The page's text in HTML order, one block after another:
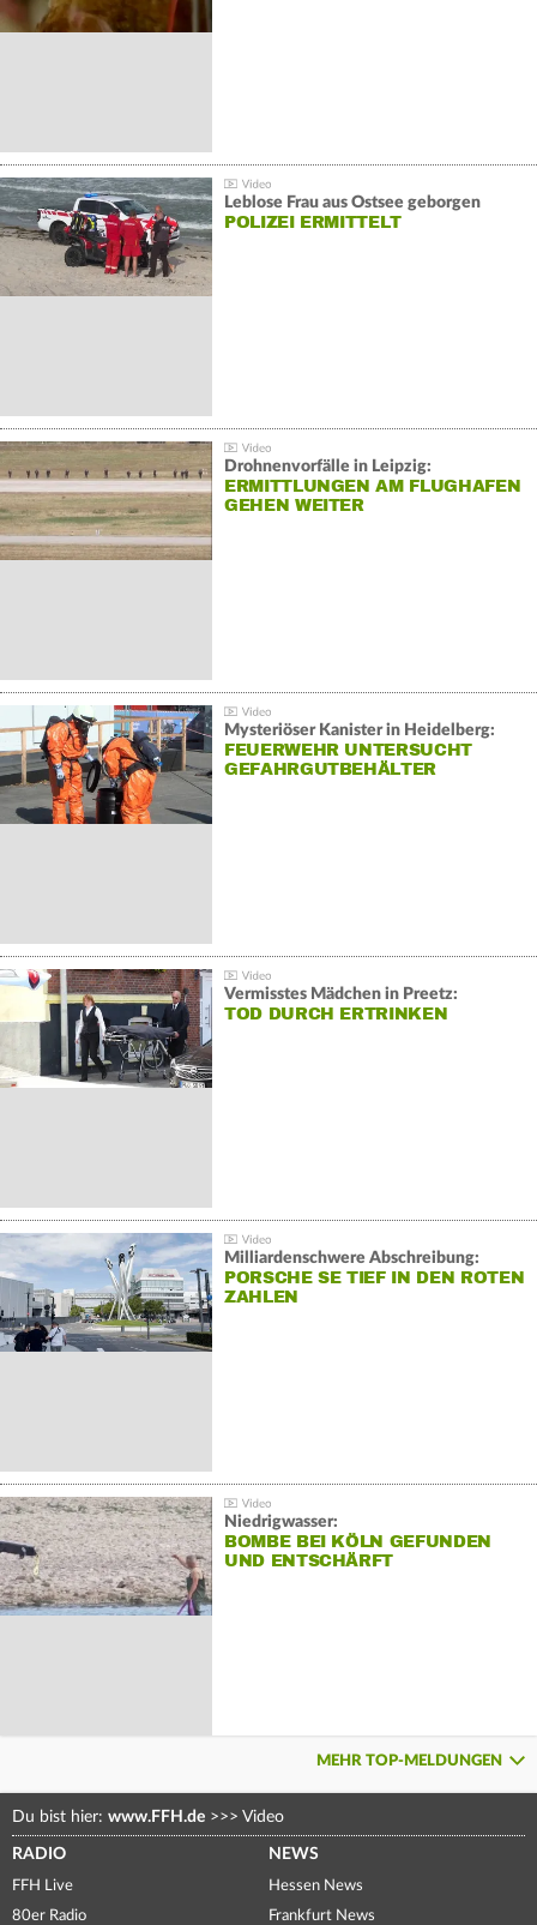
Leblose Frau aus Ostsee geborgen
POLIZEI ERMITTELT
Drohnenvorfälle in Leipzig:
ERMITTLUNGEN AM FLUGHAFEN
GEHEN WEITER
Mysteriöser Kanister in Heidelberg:
FEUERWEHR UNTERSUCHT
GEFAHRGUTBEHÄLTER
Vermisstes Mädchen in Preetz:
TOD DURCH ERTRINKEN
Milliardenschwere Abschreibung:
PORSCHE SE TIEF IN DEN ROTEN
ZAHLEN
Niedrigwasser:
BOMBE BEI KÖLN GEFUNDEN
UND ENTSCHÄRFT
MEHR TOP-MELDUNGEN
Du bist hier: www.FFH.de >>> Video
RADIO
FFH Live
80er Radio
NEWS
Hessen News
Frankfurt News